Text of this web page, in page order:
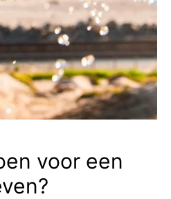
voor een